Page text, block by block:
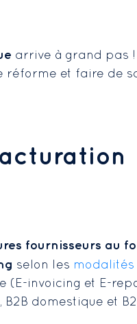
arrive à grand pas
et faire de
fournisseurs au
selon les
(E-invoicing et E-
domestique et